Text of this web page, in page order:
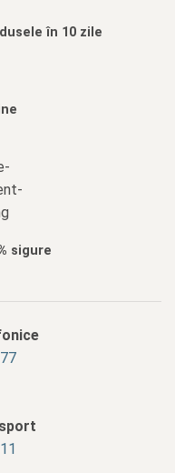
în 10 zile
sigure